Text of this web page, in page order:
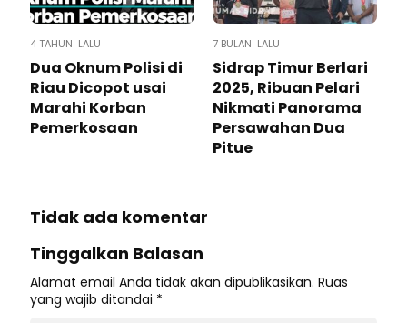
4 TAHUN LALU
Dua Oknum Polisi di
Riau Dicopot usai
Marahi Korban
Pemerkosaan
7 BULAN LALU
Sidrap Timur Berlari
2025, Ribuan Pelari
Nikmati Panorama
Persawahan Dua
Pitue
Tidak ada komentar
Tinggalkan Balasan
Alamat email Anda tidak akan dipublikasikan. Ruas
yang wajib ditandai *